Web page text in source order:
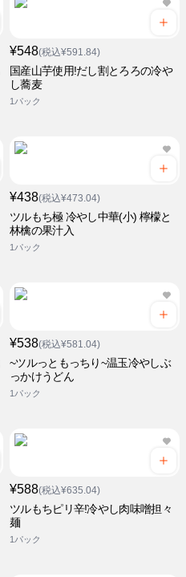
¥548(税込¥591.84)
国産山芋使用!だし割とろろの冷や
し蕎麦
1パック
¥438(税込¥473.04)
ツルもち極 冷やし中華(小) 檸檬と
林檎の果汁入
1パック
¥538(税込¥581.04)
~ツルっともっちり~温玉冷やしぶ
っかけうどん
1パック
¥588(税込¥635.04)
ツルもちピリ辛!冷やし肉味噌担々
麺
1パック